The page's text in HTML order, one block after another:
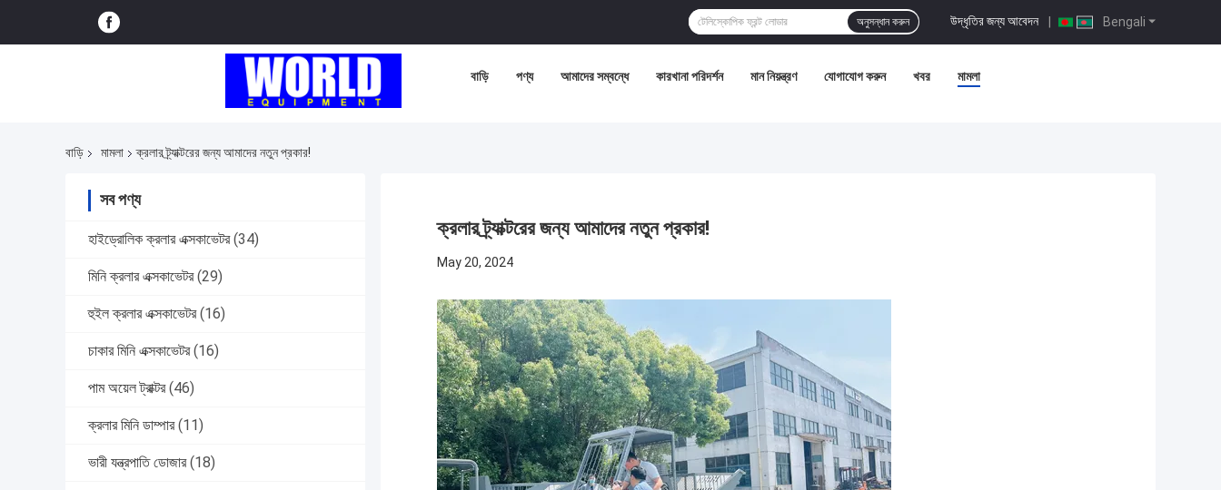
Bengali
উদ্ধৃতির জন্য আবেদন |
অনুসন্ধান করুন
বাড়ি পণ্য আমাদের সম্বন্ধে কারখানা পরিদর্শন মান নিয়ন্ত্রণ যোগাযোগ করুন খবর মামলা
বাড়ি মামলা ক্রলার ট্র্যাক্টরের জন্য আমাদের নতুন প্রকার!
সব পণ্য
হাইড্রোলিক ক্রলার এক্সকাভেটর (34)
মিনি ক্রলার এক্সকাভেটর (29)
হুইল ক্রলার এক্সকাভেটর (16)
চাকার মিনি এক্সকাভেটর (16)
পাম অয়েল ট্রাক্টর (46)
ক্রলার মিনি ডাম্পার (11)
ভারী যন্ত্রপাতি ডোজার (18)
ক্রলার ট্র্যাক্টরের জন্য আমাদের নতুন প্রকার!
May 20, 2024